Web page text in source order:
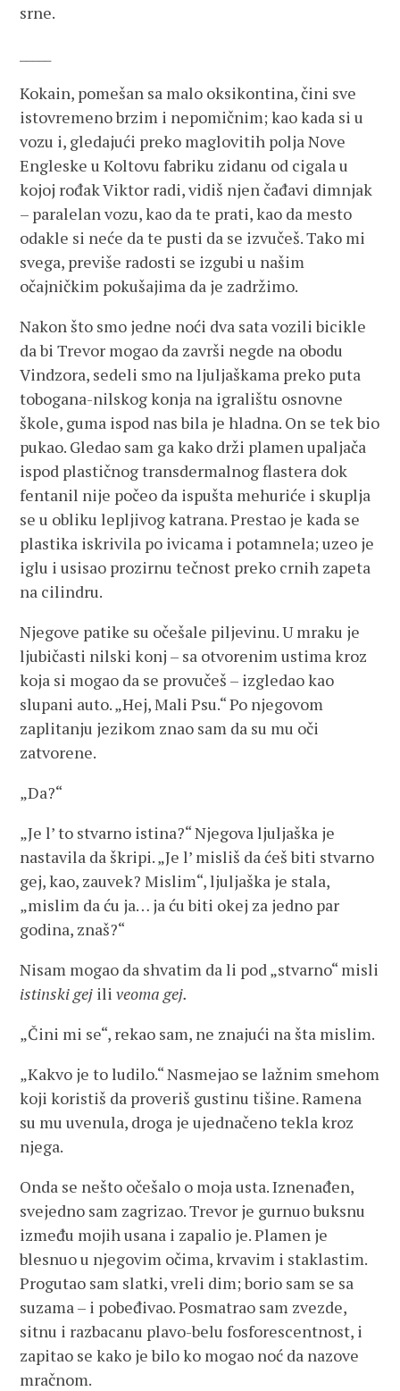
srne.
Kokain, pomešan sa malo oksikontina, čini sve
istovremeno brzim i nepomičnim; kao kada si u
vozu i, gledajući preko maglovitih polja Nove
Engleske u Koltovu fabriku zidanu od cigala u
kojoj rođak Viktor radi, vidiš njen čađavi dimnjak
– paralelan vozu, kao da te prati, kao da mesto
odakle si neće da te pusti da se izvučeš. Tako mi
svega, previše radosti se izgubi u našim
očajničkim pokušajima da je zadržimo.
Nakon što smo jedne noći dva sata vozili bicikle
da bi Trevor mogao da završi negde na obodu
Vindzora, sedeli smo na ljuljaškama preko puta
tobogana-nilskog konja na igralištu osnovne
škole, guma ispod nas bila je hladna. On se tek bio
pukao. Gledao sam ga kako drži plamen upaljača
ispod plastičnog transdermalnog flastera dok
fentanil nije počeo da ispušta mehuriće i skuplja
se u obliku lepljivog katrana. Prestao je kada se
plastika iskrivila po ivicama i potamnela; uzeo je
iglu i usisao prozirnu tečnost preko crnih zapeta
na cilindru.
Njegove patike su očešale piljevinu. U mraku je
ljubičasti nilski konj – sa otvorenim ustima kroz
koja si mogao da se provučeš – izgledao kao
slupani auto. „Hej, Mali Psu.“ Po njegovom
zaplitanju jezikom znao sam da su mu oči
zatvorene.
„Da?“
„Je l’ to stvarno istina?“ Njegova ljuljaška je
nastavila da škripi. „Je l’ misliš da ćeš biti stvarno
gej, kao, zauvek? Mislim“, ljuljaška je stala,
„mislim da ću ja… ja ću biti okej za jedno par
godina, znaš?“
Nisam mogao da shvatim da li pod „stvarno“ misli
istinski gej iliveoma gej.
„Čini mi se“, rekao sam, ne znajući na šta mislim.
„Kakvo je to ludilo.“ Nasmejao se lažnim smehom
koji koristiš da proveriš gustinu tišine. Ramena
su mu uvenula, droga je ujednačeno tekla kroz
njega.
Onda se nešto očešalo o moja usta. Iznenađen,
svejedno sam zagrizao. Trevor je gurnuo buksnu
između mojih usana i zapalio je. Plamen je
blesnuo u njegovim očima, krvavim i staklastim.
Progutao sam slatki, vreli dim; borio sam se sa
suzama – i pobeđivao. Posmatrao sam zvezde,
sitnu i razbacanu plavo-belu fosforescentnost, i
zapitao se kako je bilo ko mogao noć da nazove
mračnom.